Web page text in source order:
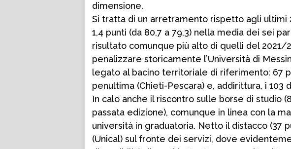
dimensione.
Si tratta di un arretramento rispetto agli ultimi
1,4 punti (da 80,7 a 79,3) nella media dei sei
risultato comunque più alto di quelli del 2021/
penalizzare storicamente l’Università di
legato al bacino territoriale di riferimento: 67
penultima (Chieti-Pescara) e, addirittura, i 103
In calo anche il riscontro sulle borse di studio
passata edizione), comunque in linea con la
università in graduatoria. Netto il distacco (37
(Unical) sul fronte dei servizi, dove